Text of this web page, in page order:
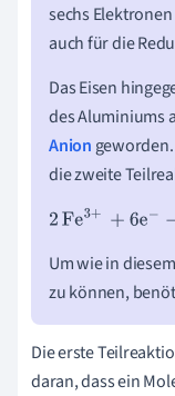
sechs
auch für die
Das Eisen
des Aluminiums
Aniongeworden.
die zweite
2Fe3++6 e-→2Fe
Um wie in
zu können,
Die erste
daran, dass ein